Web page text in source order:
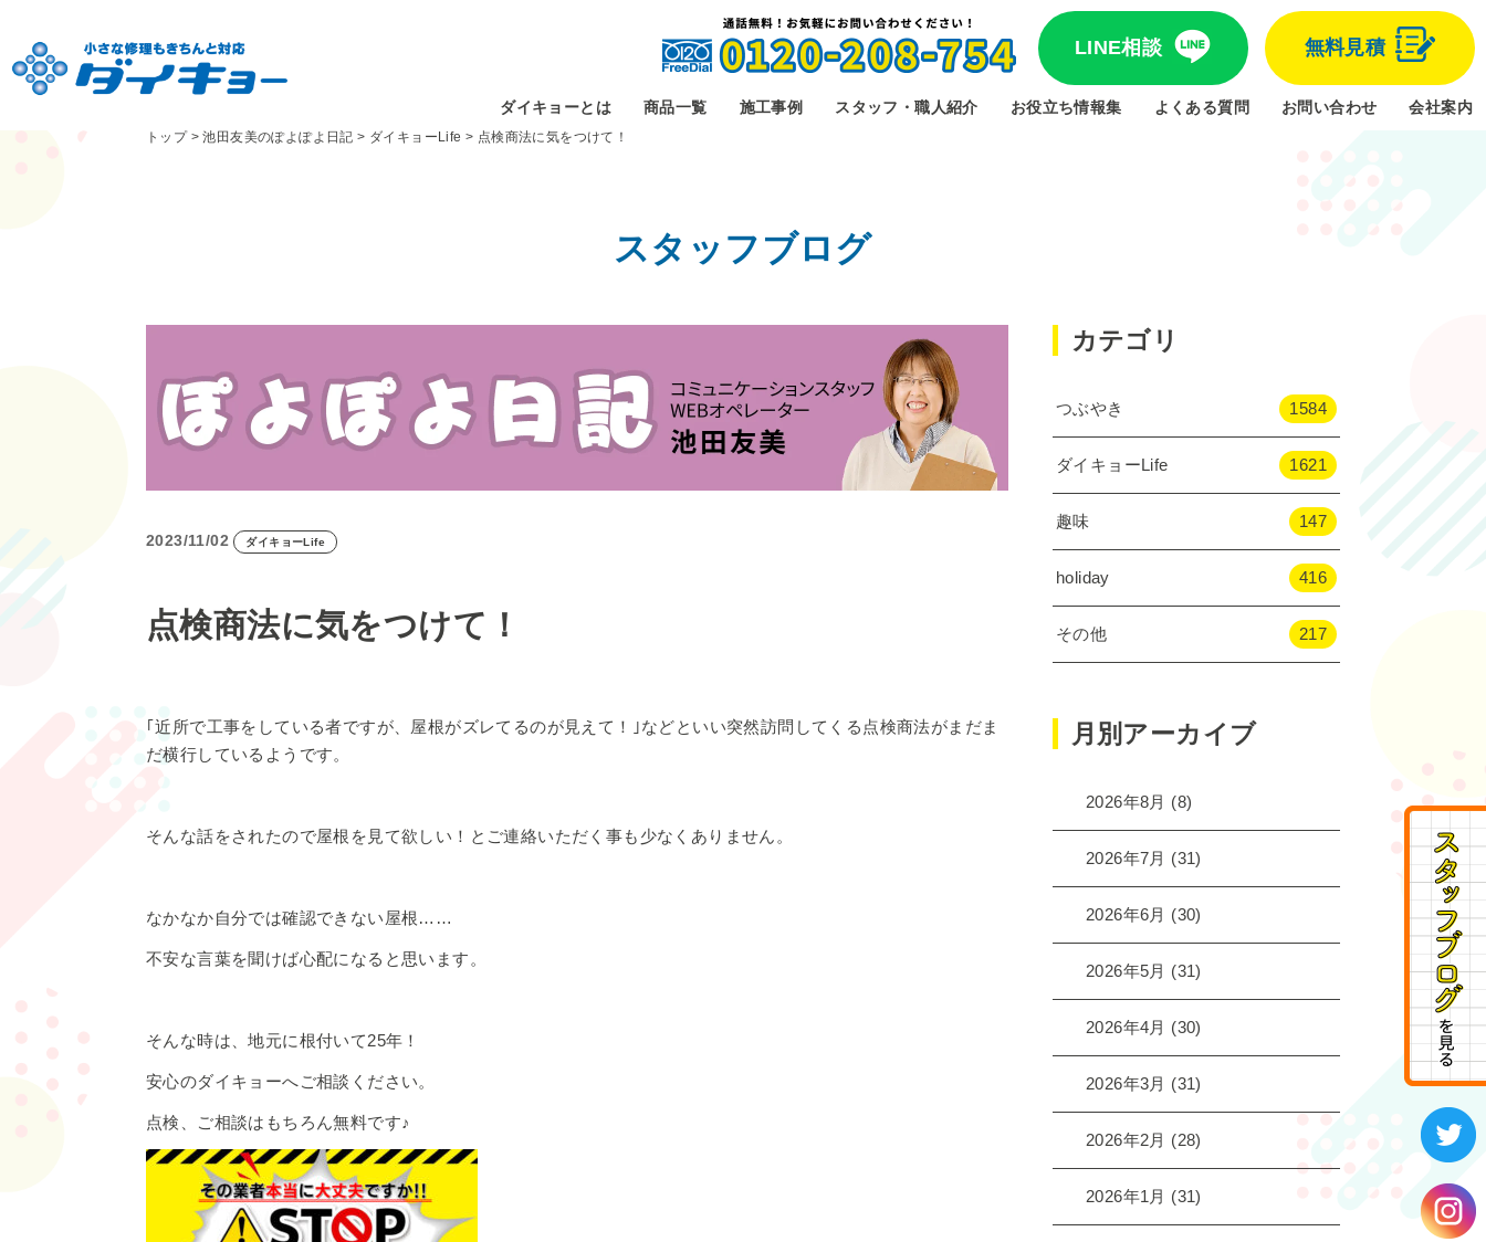
LINE相談 無料見積
ダイキョーとは 商品一覧 施工事例 スタッフ・職人紹介 お役立ち情報集 よくある質問 お問い合わせ 会社案内
トップ>池田友美のぽよぽよ日記 > ダイキョーLife > 点検商法に気をつけて！
スタッフブログ
2023/11/02 ダイキョーLife
点検商法に気をつけて！
｢近所で工事をしている者ですが、屋根がズレてるのが見えて！｣などといい突然訪問してくる点検商法がまだま
だ横行しているようです。
そんな話をされたので屋根を見て欲しい！とご連絡いただく事も少なくありません。
なかなか自分では確認できない屋根……
不安な言葉を聞けば心配になると思います。
そんな時は、地元に根付いて25年！
安心のダイキョーへご相談ください。
点検、ご相談はもちろん無料です♪
カテゴリ
つぶやき 1584
ダイキョーLife 1621
趣味 147
holiday 416
その他 217
月別アーカイブ
2026年8月 (8)
2026年7月 (31)
2026年6月 (30)
2026年5月 (31)
2026年4月 (30)
2026年3月 (31)
2026年2月 (28)
2026年1月 (31)